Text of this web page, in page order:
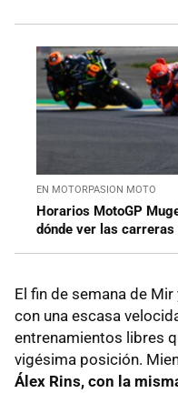
EN MOTORPASION MOTO
Horarios MotoGP
dónde ver las
El fin de semana de
con una escasa
entrenamientos libres
vigésima posición.
Álex Rins, con la